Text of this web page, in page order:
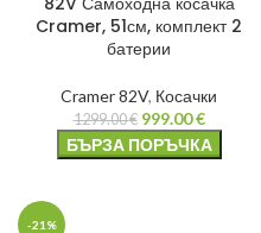
Cramer, 51см, комплект 2
батерии
Cramer 82V, Косачки
1299.00€ 999.00€
БЪРЗА ПОРЪЧКА
-21%